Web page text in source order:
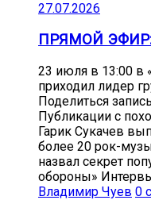
27.07.2026
ПРЯМОЙ ЭФИР:
23 июля в 13:00
приходил лидер
Поделиться
Публикации с
Гарик Сукачев
более 20 рок-
назвал секрет
обороны»
Владимир Чуев 0